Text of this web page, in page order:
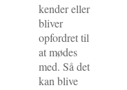
kender eller
bliver
opfordret til
at mødes
med. Så det
kan blive